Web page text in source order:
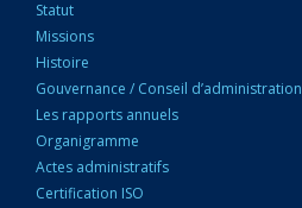
PRINCIPALE
Statut
Missions
Histoire
Gouvernance / Conseil d’administration
Les rapports annuels
Organigramme
Actes administratifs
Certification ISO